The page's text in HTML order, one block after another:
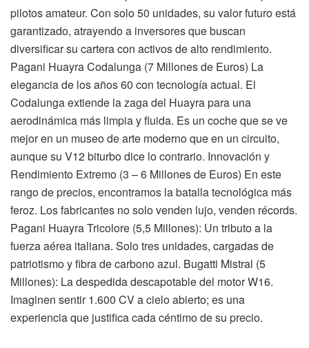
pilotos amateur. Con solo 50 unidades, su valor futuro está
garantizado, atrayendo a inversores que buscan
diversificar su cartera con activos de alto rendimiento.
Pagani Huayra Codalunga (7 Millones de Euros) La
elegancia de los años 60 con tecnología actual. El
Codalunga extiende la zaga del Huayra para una
aerodinámica más limpia y fluida. Es un coche que se ve
mejor en un museo de arte moderno que en un circuito,
aunque su V12 biturbo dice lo contrario. Innovación y
Rendimiento Extremo (3 – 6 Millones de Euros) En este
rango de precios, encontramos la batalla tecnológica más
feroz. Los fabricantes no solo venden lujo, venden récords.
Pagani Huayra Tricolore (5,5 Millones): Un tributo a la
fuerza aérea italiana. Solo tres unidades, cargadas de
patriotismo y fibra de carbono azul. Bugatti Mistral (5
Millones): La despedida descapotable del motor W16.
Imaginen sentir 1.600 CV a cielo abierto; es una
experiencia que justifica cada céntimo de su precio.